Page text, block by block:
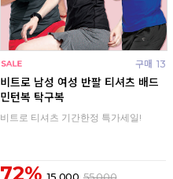
구매 13
비트로 남성 여성 반팔 티셔츠 배드
민턴복 탁구복
비트로 티셔츠 기간한정 특가세일!
72%